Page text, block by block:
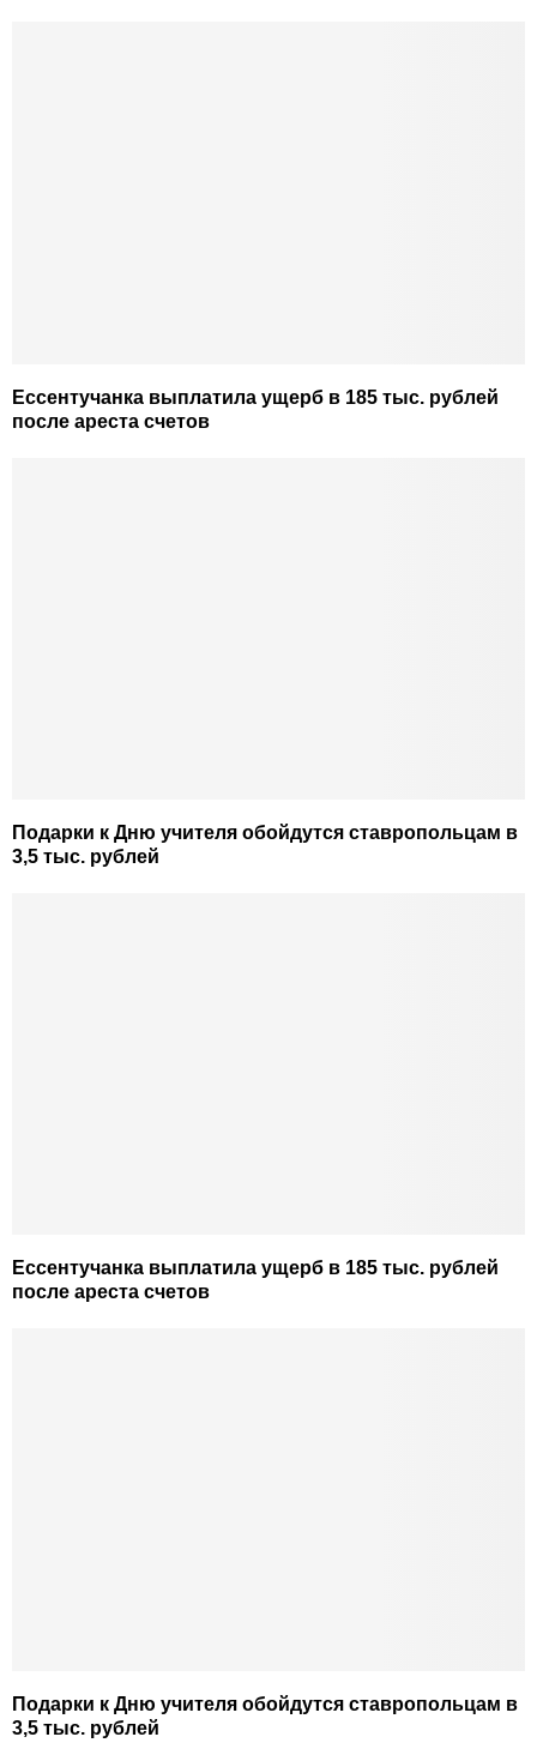
Ессентучанка выплатила ущерб в 185 тыс. рублей
после ареста счетов
Подарки к Дню учителя обойдутся ставропольцам в
3,5 тыс. рублей
Ессентучанка выплатила ущерб в 185 тыс. рублей
после ареста счетов
Подарки к Дню учителя обойдутся ставропольцам в
3,5 тыс. рублей